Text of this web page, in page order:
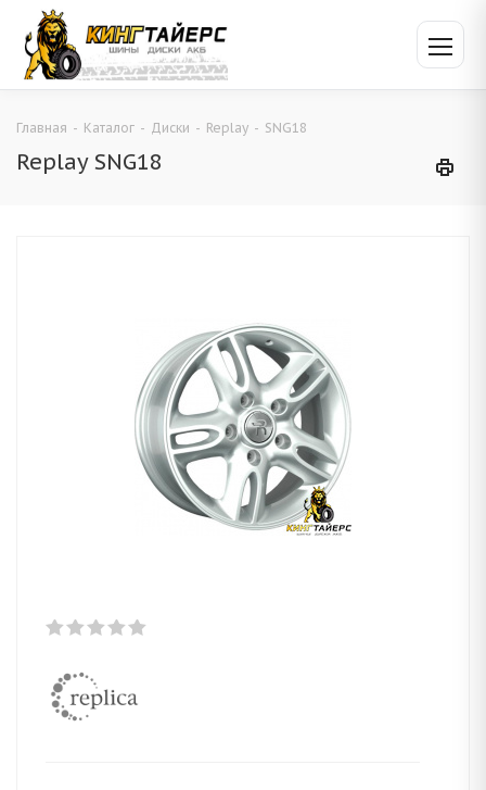
Главная - Каталог - Диски - Replay - SNG18
Replay SNG18